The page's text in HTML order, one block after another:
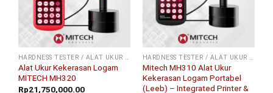
Alat Ukur Kekerasan Logam
MITECH MH320
Rp21,750,000.00
Mitech MH310 Alat Ukur
Kekerasan Logam Portabel
(Leeb) – Integrated Printer &